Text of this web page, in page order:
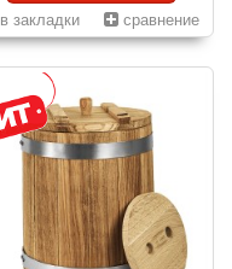
в закладки сравнение